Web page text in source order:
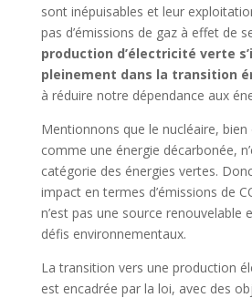
sont inépuisables et leur
pas d’émissions de gaz à effet de
production d’électricité verte
pleinement dans la transition
à réduire notre dépendance aux
Mentionnons que le nucléaire, bien
comme une énergie décarbonée,
catégorie des énergies vertes.
impact en termes d’émissions de
n’est pas une source renouvelable
défis environnementaux.
La transition vers une production
est encadrée par la loi, avec des